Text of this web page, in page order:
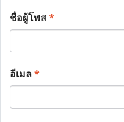
ชื่อผู้โพส*
อีเมล*